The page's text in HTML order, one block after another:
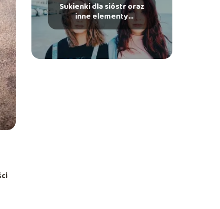
Sukienki dla sióstr oraz
inne elementy
garderoby dla
rodzeństwa